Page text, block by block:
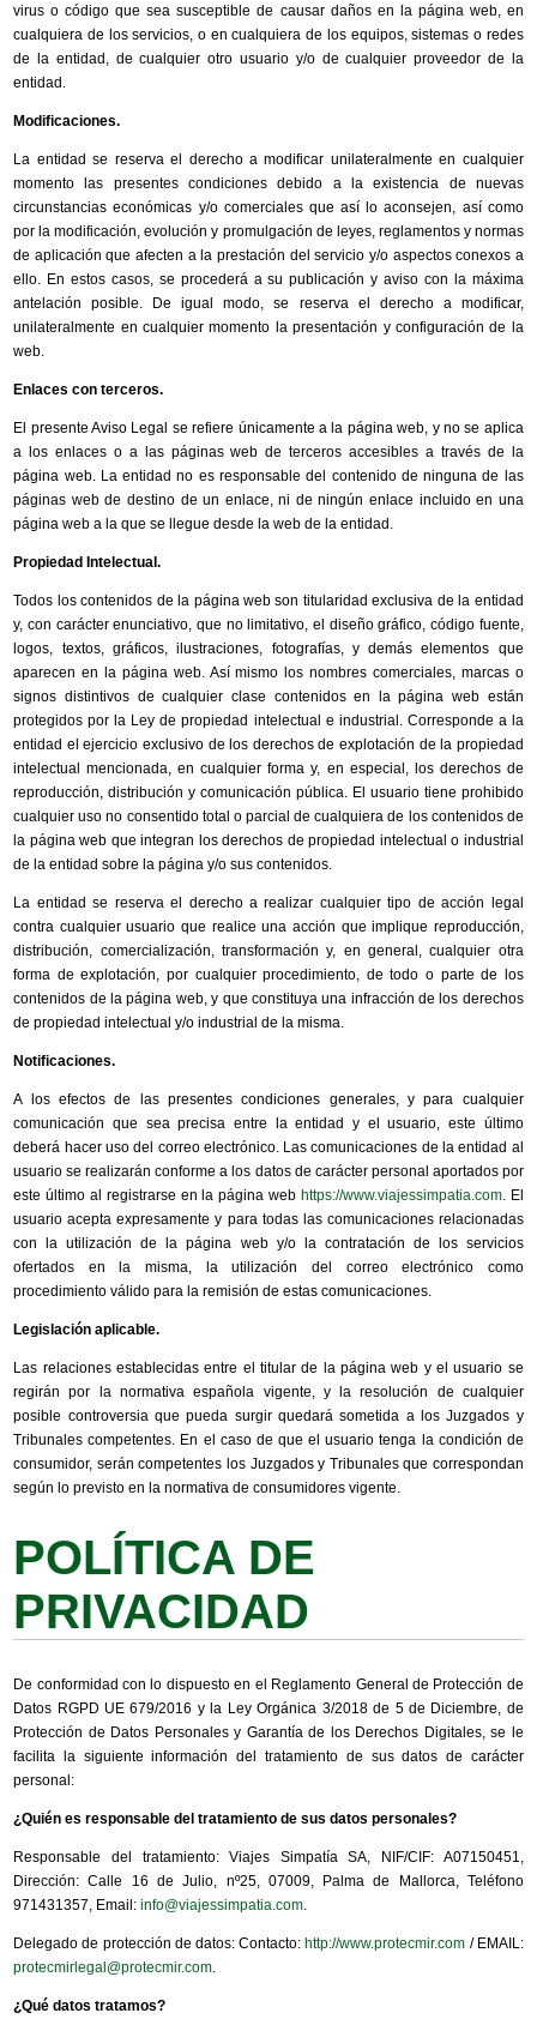
virus o código que sea susceptible de causar daños en la página web, en
cualquiera de los servicios, o en cualquiera de los equipos, sistemas o redes
de la entidad, de cualquier otro usuario y/o de cualquier proveedor de la
entidad.
Modificaciones.
La entidad se reserva el derecho a modificar unilateralmente en cualquier
momento las presentes condiciones debido a la existencia de nuevas
circunstancias económicas y/o comerciales que así lo aconsejen, así como
por la modificación, evolución y promulgación de leyes, reglamentos y normas
de aplicación que afecten a la prestación del servicio y/o aspectos conexos a
ello. En estos casos, se procederá a su publicación y aviso con la máxima
antelación posible. De igual modo, se reserva el derecho a modificar,
unilateralmente en cualquier momento la presentación y configuración de la
web.
Enlaces con terceros.
El presente Aviso Legal se refiere únicamente a la página web, y no se aplica
a los enlaces o a las páginas web de terceros accesibles a través de la
página web. La entidad no es responsable del contenido de ninguna de las
páginas web de destino de un enlace, ni de ningún enlace incluido en una
página web a la que se llegue desde la web de la entidad.
Propiedad Intelectual.
Todos los contenidos de la página web son titularidad exclusiva de la entidad
y, con carácter enunciativo, que no limitativo, el diseño gráfico, código fuente,
logos, textos, gráficos, ilustraciones, fotografías, y demás elementos que
aparecen en la página web. Así mismo los nombres comerciales, marcas o
signos distintivos de cualquier clase contenidos en la página web están
protegidos por la Ley de propiedad intelectual e industrial. Corresponde a la
entidad el ejercicio exclusivo de los derechos de explotación de la propiedad
intelectual mencionada, en cualquier forma y, en especial, los derechos de
reproducción, distribución y comunicación pública. El usuario tiene prohibido
cualquier uso no consentido total o parcial de cualquiera de los contenidos de
la página web que integran los derechos de propiedad intelectual o industrial
de la entidad sobre la página y/o sus contenidos.
La entidad se reserva el derecho a realizar cualquier tipo de acción legal
contra cualquier usuario que realice una acción que implique reproducción,
distribución, comercialización, transformación y, en general, cualquier otra
forma de explotación, por cualquier procedimiento, de todo o parte de los
contenidos de la página web, y que constituya una infracción de los derechos
de propiedad intelectual y/o industrial de la misma.
Notificaciones.
A los efectos de las presentes condiciones generales, y para cualquier
comunicación que sea precisa entre la entidad y el usuario, este último
deberá hacer uso del correo electrónico. Las comunicaciones de la entidad al
usuario se realizarán conforme a los datos de carácter personal aportados por
este último al registrarse en la página web https://www.viajessimpatia.com. El
usuario acepta expresamente y para todas las comunicaciones relacionadas
con la utilización de la página web y/o la contratación de los servicios
ofertados en la misma, la utilización del correo electrónico como
procedimiento válido para la remisión de estas comunicaciones.
Legislación aplicable.
Las relaciones establecidas entre el titular de la página web y el usuario se
regirán por la normativa española vigente, y la resolución de cualquier
posible controversia que pueda surgir quedará sometida a los Juzgados y
Tribunales competentes. En el caso de que el usuario tenga la condición de
consumidor, serán competentes los Juzgados y Tribunales que correspondan
según lo previsto en la normativa de consumidores vigente.
POLÍTICA DE
PRIVACIDAD
De conformidad con lo dispuesto en el Reglamento General de Protección de
Datos RGPD UE 679/2016 y la Ley Orgánica 3/2018 de 5 de Diciembre, de
Protección de Datos Personales y Garantía de los Derechos Digitales, se le
facilita la siguiente información del tratamiento de sus datos de carácter
personal:
¿Quién es responsable del tratamiento de sus datos personales?
Responsable del tratamiento: Viajes Simpatía SA, NIF/CIF: A07150451,
Dirección: Calle 16 de Julio, nº25, 07009, Palma de Mallorca, Teléfono
971431357, Email:info@viajessimpatia.com.
Delegado de protección de datos: Contacto: http://www.protecmir.com / EMAIL:
protecmirlegal@protecmir.com.
¿Qué datos tratamos?